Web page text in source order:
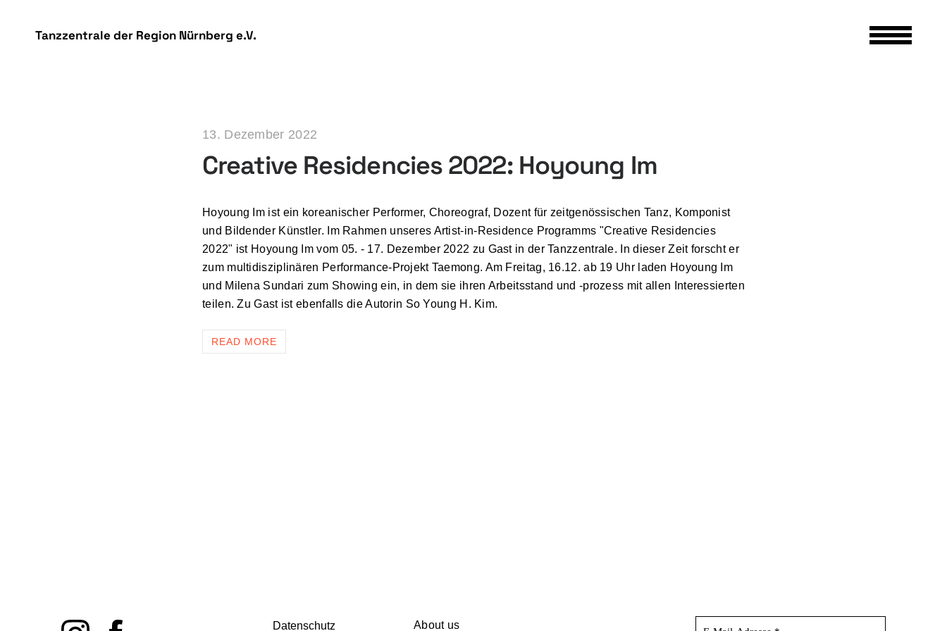
Tanzzentrale der Region Nürnberg e.V.
13. Dezember 2022
Creative Residencies 2022: Hoyoung Im
Hoyoung Im ist ein koreanischer Performer, Choreograf, Dozent für zeitgenössischen Tanz, Komponist
und Bildender Künstler. Im Rahmen unseres Artist-in-Residence Programms "Creative Residencies
2022" ist Hoyoung Im vom 05. - 17. Dezember 2022 zu Gast in der Tanzzentrale. In dieser Zeit forscht er
zum multidisziplinären Performance-Projekt Taemong. Am Freitag, 16.12. ab 19 Uhr laden Hoyoung Im
und Milena Sundari zum Showing ein, in dem sie ihren Arbeitsstand und -prozess mit allen Interessierten
teilen. Zu Gast ist ebenfalls die Autorin So Young H. Kim.
READ MORE
Datenschutz About us